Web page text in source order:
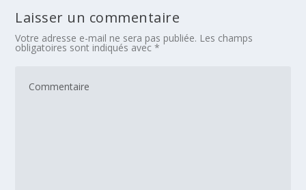
Laisser un commentaire
Votre adresse e-mail ne sera pas publiée. Les champs
obligatoires sont indiqués avec*